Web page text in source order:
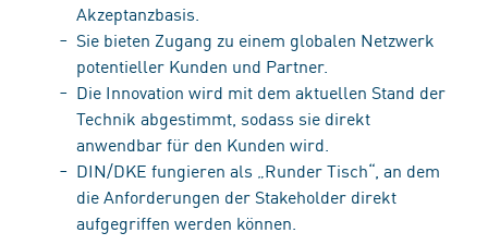
Akzeptanzbasis.
Sie bieten Zugang zu einem globalen Netzwerk
potentieller Kunden und Partner.
Die Innovation wird mit dem aktuellen Stand der
Technik abgestimmt, sodass sie direkt
anwendbar für den Kunden wird.
DIN/DKE fungieren als „Runder Tisch“, an dem
die Anforderungen der Stakeholder direkt
aufgegriffen werden können.